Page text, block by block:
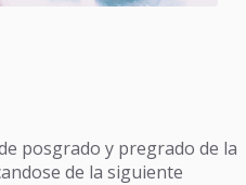
posgrado y pregrado de la
de la siguiente